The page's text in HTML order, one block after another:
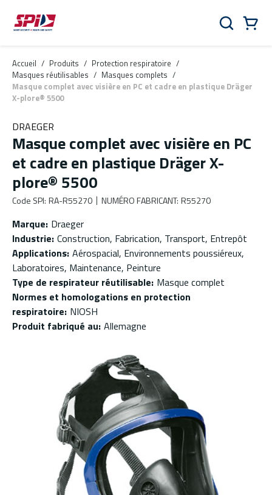
Aller au contenu principal
Skip to menu
Skip to footer
Rechercher
Accueil / Produits / Protection respiratoire /
Masques réutilisables / Masques complets /
Masque complet avec visière en PC et cadre en plastique Dräger
X-plore® 5500
DRAEGER
Masque complet avec visière en PC
et cadre en plastique Dräger X-
plore® 5500
Code SPI: RA-R55270 NUMÉRO FABRICANT: R55270
Marque: Draeger
Industrie: Construction, Fabrication, Transport, Entrepôt
Applications: Aérospacial, Environnements poussiéreux,
Laboratoires, Maintenance, Peinture
Type de respirateur réutilisable: Masque complet
Normes et homologations en protection
respiratoire: NIOSH
Produit fabriqué au: Allemagne